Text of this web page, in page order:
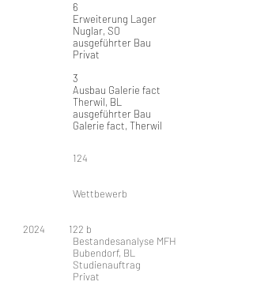
6
Erweiterung Lager
Nuglar, SO
ausgeführter Bau
Privat
3
Ausbau Galerie fact
Therwil, BL
ausgeführter Bau
Galerie fact, Therwil
124
Wettbewerb
2024 122 b
Bestandesanalyse MFH
Bubendorf, BL
Studienauftrag
Privat